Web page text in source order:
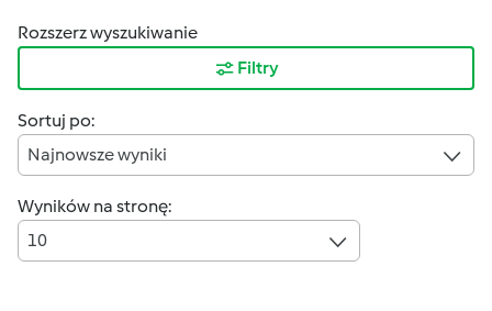
Rozszerz wyszukiwanie
Filtry
Sortuj po:
Najnowsze wyniki
Wyników na stronę:
10